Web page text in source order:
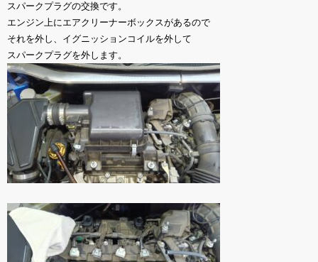
スパークプラグの交換です。
エンジン上にエアクリーナーボックスがあるので
それを外し、イグニッションコイルを外して
スパークプラグを外します。